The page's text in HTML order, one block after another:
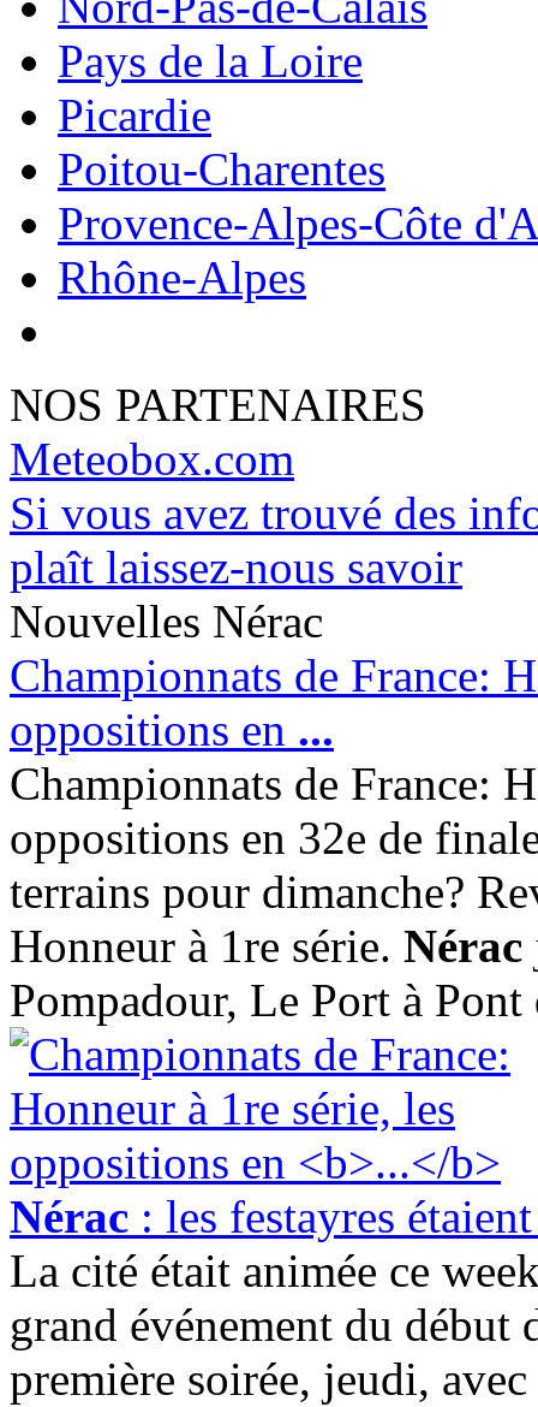
Pays de la Loire
Picardie
Poitou-Charentes
Provence-Alpes-Côte
Rhône-Alpes
NOS PARTENAIRES
Meteobox.com
Si vous avez trouvé des
plaît laissez-nous savoir
Nouvelles Nérac
Championnats de France:
oppositions en ...
Championnats de France:
oppositions en 32e de
terrains pour dimanche?
Honneur à 1re série. Nérac
Pompadour, Le Port à Pont
Nérac : les festayres
La cité était animée ce
grand événement du début
première soirée, jeudi,